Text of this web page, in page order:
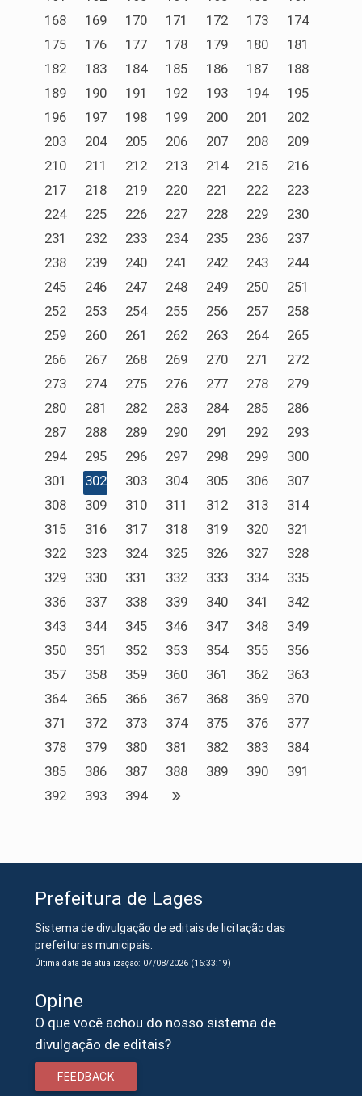
168
169 170 171 172 173
174
175
176 177 178 179 180
181
182
183 184 185 186 187
188
189
190 191 192 193 194
195
196
197 198 199 200 201
202
203
204 205 206 207 208
209
210
211 212 213 214 215
216
217
218 219 220 221 222
223
224
225 226 227 228 229
230
231
232 233 234 235 236
237
238
239 240 241 242 243
244
245
246 247 248 249 250
251
252
253 254 255 256 257
258
259
260 261 262 263 264
265
266
267 268 269 270 271
272
273
274 275 276 277 278
279
280
281 282 283 284 285
286
287
288 289 290 291 292
293
294
295 296 297 298 299
300
301
302 303 304 305 306
307
308
309 310 311 312 313
314
315
316 317 318 319 320
321
322
323 324 325 326 327
328
329
330 331 332 333 334
335
336
337 338 339 340 341
342
343
344 345 346 347 348
349
350
351 352 353 354 355
356
357
358 359 360 361 362
363
364
365 366 367 368 369
370
371
372 373 374 375 376
377
378
379 380 381 382 383
384
385
386 387 388 389 390
391
392
393 394
Prefeitura de Lages
Sistema de divulgação de editais de licitação das
prefeituras municipais.
Última data de atualização: 07/08/2026 (16:33:19)
Opine
O que você achou do nosso sistema de
divulgação de editais?
FEEDBACK